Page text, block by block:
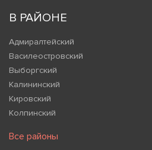
В РАЙОНЕ
Адмиралтейский
Василеостровский
Выборгский
Калининский
Кировский
Колпинский
Все районы